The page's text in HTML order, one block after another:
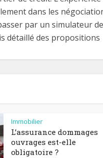
dans les
par un simulateur
détaillé des propositions
Immobilier
L’assurance dommages
ouvrages est-elle
obligatoire ?